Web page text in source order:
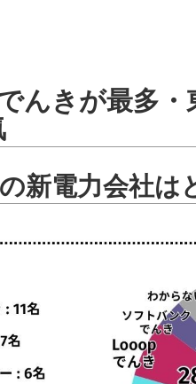
んきが最多
新電力会社は